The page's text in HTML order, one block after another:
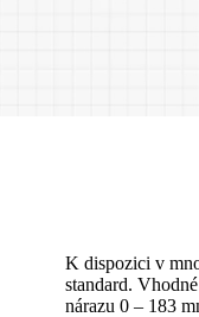
K dispozici v
standard.
nárazu 0 – 183